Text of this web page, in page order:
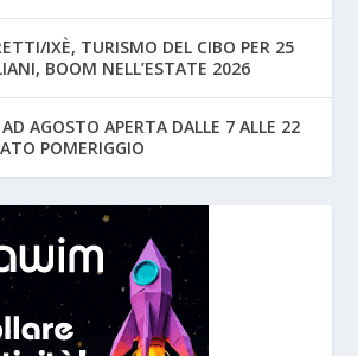
IXÈ, TURISMO DEL CIBO PER 25
BOOM NELL’ESTATE 2026
AGOSTO APERTA DALLE 7 ALLE 22
POMERIGGIO